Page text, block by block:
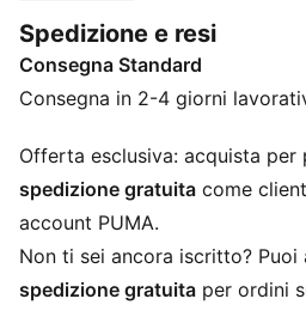
questo berretto assicura che la
in mostra, indipendentemente
CARATTERISTICHE +
DETTAGLI
Prodotto con licenza ufficiale
Berretto a coste in maglia
Logo PUMA Cat ricamato sulla
Stemma del club come
Spedizione e resi
Consegna Standard
Consegna in 2-4 giorni
Offerta esclusiva: acquista
spedizione gratuita come
account PUMA.
Non ti sei ancora iscritto? Puoi
spedizione gratuita per ordini